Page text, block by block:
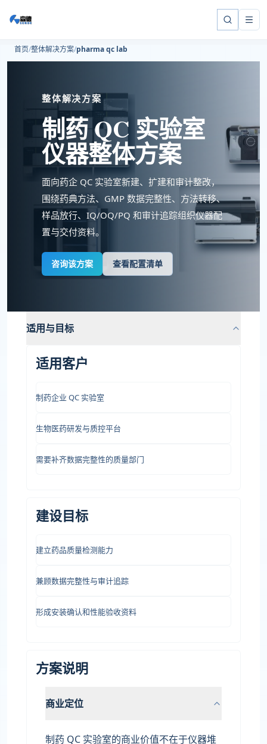
首页 整体解决方案 pharma qc lab
整体解决方案
制药 QC 实验室
仪器整体方案
面向药企 QC 实验室新建、扩建和审计整改，
围绕药典方法、GMP 数据完整性、方法转移、
样品放行、IQ/OQ/PQ 和审计追踪组织仪器配
置与交付资料。
咨询该方案 查看配置清单
适用与目标
适用客户
制药企业 QC 实验室
生物医药研发与质控平台
需要补齐数据完整性的质量部门
建设目标
建立药品质量检测能力
兼顾数据完整性与审计追踪
形成安装确认和性能验收资料
方案说明
商业定位
制药 QC 实验室的商业价值不在于仪器堆